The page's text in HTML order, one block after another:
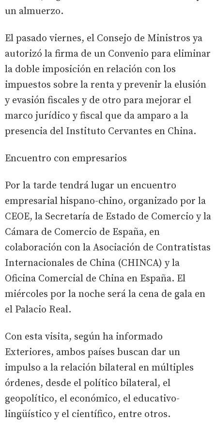
un almuerzo.
El pasado viernes, el Consejo de Ministros ya
autorizó la firma de un Convenio para eliminar
la doble imposición en relación con los
impuestos sobre la renta y prevenir la elusión
y evasión fiscales y de otro para mejorar el
marco jurídico y fiscal que da amparo a la
presencia del Instituto Cervantes en China.
Encuentro con empresarios
Por la tarde tendrá lugar un encuentro
empresarial hispano-chino, organizado por la
CEOE, la Secretaría de Estado de Comercio y la
Cámara de Comercio de España, en
colaboración con la Asociación de Contratistas
Internacionales de China (CHINCA) y la
Oficina Comercial de China en España. El
miércoles por la noche será la cena de gala en
el Palacio Real.
Con esta visita, según ha informado
Exteriores, ambos países buscan dar un
impulso a la relación bilateral en múltiples
órdenes, desde el político bilateral, el
geopolítico, el económico, el educativo-
lingüístico y el científico, entre otros.